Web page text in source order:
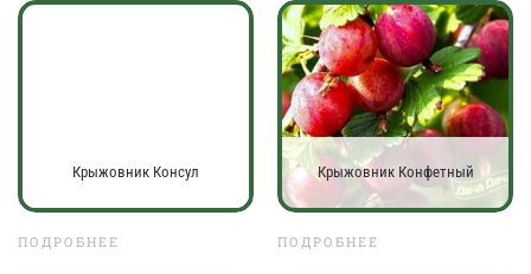
Крыжовник Консул
ПОДРОБНЕЕ
Крыжовник Конфетный
ПОДРОБНЕЕ